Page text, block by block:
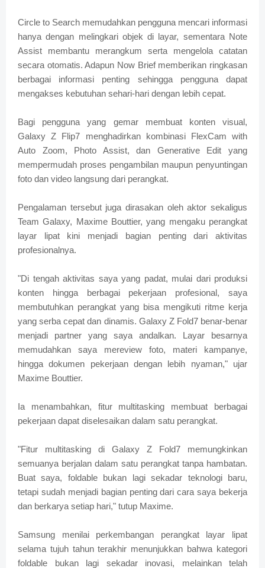
Circle to Search memudahkan pengguna mencari informasi
hanya dengan melingkari objek di layar, sementara Note
Assist membantu merangkum serta mengelola catatan
secara otomatis. Adapun Now Brief memberikan ringkasan
berbagai informasi penting sehingga pengguna dapat
mengakses kebutuhan sehari-hari dengan lebih cepat.
Bagi pengguna yang gemar membuat konten visual,
Galaxy Z Flip7 menghadirkan kombinasi FlexCam with
Auto Zoom, Photo Assist, dan Generative Edit yang
mempermudah proses pengambilan maupun penyuntingan
foto dan video langsung dari perangkat.
Pengalaman tersebut juga dirasakan oleh aktor sekaligus
Team Galaxy, Maxime Bouttier, yang mengaku perangkat
layar lipat kini menjadi bagian penting dari aktivitas
profesionalnya.
"Di tengah aktivitas saya yang padat, mulai dari produksi
konten hingga berbagai pekerjaan profesional, saya
membutuhkan perangkat yang bisa mengikuti ritme kerja
yang serba cepat dan dinamis. Galaxy Z Fold7 benar-benar
menjadi partner yang saya andalkan. Layar besarnya
memudahkan saya mereview foto, materi kampanye,
hingga dokumen pekerjaan dengan lebih nyaman," ujar
Maxime Bouttier.
Ia menambahkan, fitur multitasking membuat berbagai
pekerjaan dapat diselesaikan dalam satu perangkat.
"Fitur multitasking di Galaxy Z Fold7 memungkinkan
semuanya berjalan dalam satu perangkat tanpa hambatan.
Buat saya, foldable bukan lagi sekadar teknologi baru,
tetapi sudah menjadi bagian penting dari cara saya bekerja
dan berkarya setiap hari," tutup Maxime.
Samsung menilai perkembangan perangkat layar lipat
selama tujuh tahun terakhir menunjukkan bahwa kategori
foldable bukan lagi sekadar inovasi, melainkan telah